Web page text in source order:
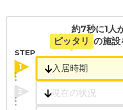
約7秒に1人
ピッタリ の施設
STEP
1
2